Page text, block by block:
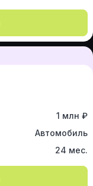
1 млн ₽
Автомобиль
24 мес.